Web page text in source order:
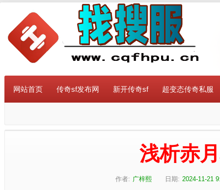
网站首页 传奇sf发布网 新开传奇sf 超变态传奇私服
浅析赤
作者: 广梓熙 日期: 2024-11-21